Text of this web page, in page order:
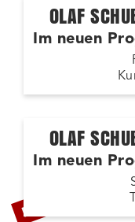
OLAF
Im neuen
LETZTE TICKETS
OLAF
Im neuen